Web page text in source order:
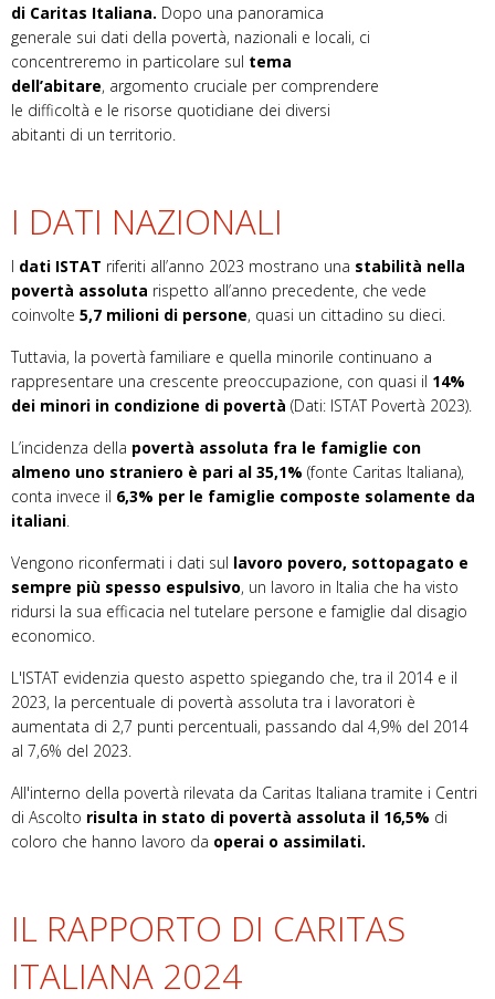
di Caritas Italiana. Dopo una panoramica
generale sui dati della povertà, nazionali e locali, ci
concentreremo in particolare sul tema
dell’abitare, argomento cruciale per comprendere
le difficoltà e le risorse quotidiane dei diversi
abitanti di un territorio.
I DATI NAZIONALI
I dati ISTAT riferiti all’anno 2023 mostrano una stabilità nella
povertà assoluta rispetto all’anno precedente, che vede
coinvolte 5,7 milioni di persone, quasi un cittadino su dieci.
Tuttavia, la povertà familiare e quella minorile continuano a
rappresentare una crescente preoccupazione, con quasi il 14%
dei minori in condizione di povertà (Dati: ISTAT Povertà 2023).
L’incidenza della povertà assoluta fra le famiglie con
almeno uno straniero è pari al 35,1% (fonte Caritas Italiana),
conta invece il 6,3% per le famiglie composte solamente da
italiani
Vengono riconfermati i dati sul lavoro povero, sottopagato e
sempre più spesso espulsivo, un lavoro in Italia che ha visto
ridursi la sua efficacia nel tutelare persone e famiglie dal disagio
economico.
L'ISTAT evidenzia questo aspetto spiegando che, tra il 2014 e il
2023, la percentuale di povertà assoluta tra i lavoratori è
aumentata di 2,7 punti percentuali, passando dal 4,9% del 2014
al 7,6% del 2023.
All'interno della povertà rilevata da Caritas Italiana tramite i Centri
di Ascolto risulta in stato di povertà assoluta il 16,5% di
coloro che hanno lavoro da operai o assimilati.
IL RAPPORTO DI CARITAS
ITALIANA 2024